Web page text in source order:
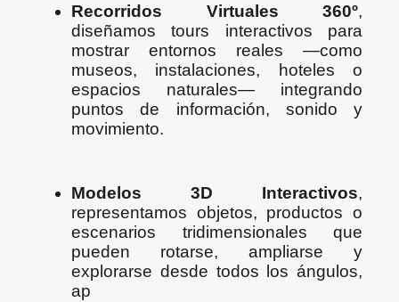
Recorridos Virtuales 360º,
diseñamos tours interactivos para
mostrar entornos reales —como
museos, instalaciones, hoteles o
espacios naturales— integrando
puntos de información, sonido y
movimiento.
Modelos 3D Interactivos,
representamos objetos, productos o
escenarios tridimensionales que
pueden rotarse, ampliarse y
explorarse desde todos los ángulos,
ap